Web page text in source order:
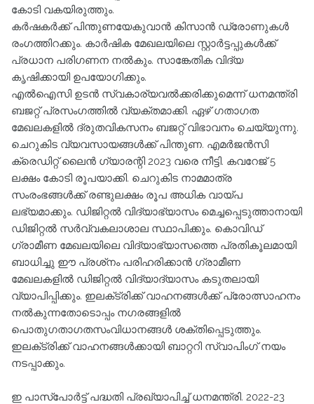
കോടി വകയിരുത്തും.
കര്‍ഷകര്‍ക്ക് പിന്തുണയേകുവാന്‍ കിസാന്‍ ഡ്രോണുകള്‍
രംഗത്തിറക്കും. കാര്‍ഷിക മേഖലയിലെ സ്റ്റാര്‍ട്ടപ്പുകള്‍ക്ക്
പ്രധാന പരിഗണന നല്‍കും. സാങ്കേതിക വിദ്യ
കൃഷിക്കായി ഉപയോഗിക്കും.
എല്‍ഐസി ഉടന്‍ സ്വകാര്യവല്‍ക്കരിക്കുമെന്ന് ധനമന്ത്രി
ബജറ്റ് പ്രസംഗത്തില്‍ വ്യക്തമാക്കി. ഏഴ് ഗതാഗത
മേഖലകളില്‍ ദ്രുതവികസനം ബജറ്റ് വിഭാവനം ചെയ്യുന്നു.
ചെറുകിട വ്യവസായങ്ങള്‍ക്ക് പിന്തുണ. എമര്‍ജന്‍സി
ക്രെഡിറ്റ് ലൈന്‍ ഗ്യാരന്റി 2023 വരെ നീട്ടി. കവറേജ് 5
ലക്ഷം കോടി രൂപയാക്കി. ചെറുകിട നാമമാത്ര
സംരംഭങ്ങള്‍ക്ക് രണ്ടുലക്ഷം രൂപ അധിക വായ്പ
ലഭ്യമാക്കും. ഡിജിറ്റല്‍ വിദ്യാഭ്യാസം മെച്ചപ്പെടുത്താനായി
ഡിജിറ്റല്‍ സര്‍വ്വകലാശാല സ്ഥാപിക്കും. കൊവിഡ്
ഗ്രാമീണ മേഖലയിലെ വിദ്യാഭ്യാസത്തെ പ്രതികൂലമായി
ബാധിച്ചു ഈ പ്രശ്‌നം പരിഹരിക്കാന്‍ ഗ്രാമീണ
മേഖലകളില്‍ ഡിജിറ്റല്‍ വിദ്യാദ്യാസം കടുതലായി
വ്യാപിപ്പിക്കും. ഇലക്‌ട്രിക്ക് വാഹനങ്ങള്‍ക്ക് പ്രോത്സാഹനം
നല്‍കുന്നതോടൊപ്പം നഗരങ്ങളില്‍
പൊതുഗതാഗതസംവിധാനങ്ങള്‍ ശക്തിപ്പെടുത്തും.
ഇലക്‌ട്രിക്ക് വാഹനങ്ങള്‍ക്കായി ബാറ്ററി സ്വാപിംഗ് നയം
നടപ്പാക്കും.
ഇ പാസ്‌പോര്‍ട്ട് പദ്ധതി പ്രഖ്യാപിച്ച്‌ ധനമന്ത്രി. 2022-23